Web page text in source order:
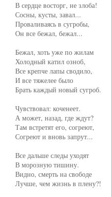
     В сердце восторг, не злоба!
     Сосны, кусты, завал...
     Проваливаясь в сугробы,
     Он все бежал, бежал...
     Бежал, хоть уже по жилам
     Холодный катил озноб,
     Все крепче лапы сводило,
     И все тяжелее было
     Брать каждый новый сугроб.
     Чувствовал: коченеет.
     А может, назад, где ждут?
     Там встретят его, согреют,
     Согреют и вновь запрут...
     Все дальше следы уходят
     В морозную тишину.
     Видно, смерть на свободе
     Лучше, чем жизнь в плену?!